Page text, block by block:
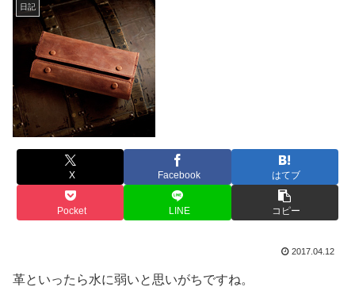
日記
X Facebook はてブ
Pocket LINE コピー
2017.04.12
革といったら水に弱いと思いがちですね。